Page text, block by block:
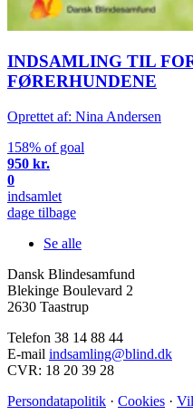
INDSAMLING TIL
FØRERHUNDENE
Oprettet af: Nina Andersen
158% of goal
950 kr.
0
indsamlet
dage tilbage
Se alle
Dansk Blindesamfund
Blekinge Boulevard 2
2630 Taastrup
Telefon 38 14 88 44
E-mail indsamling@blind.dk
CVR: 18 20 39 28
Persondatapolitik · Cookies ·